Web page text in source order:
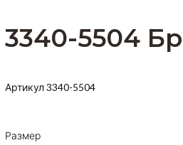
3340-5504
Артикул 3340-5504
Размер